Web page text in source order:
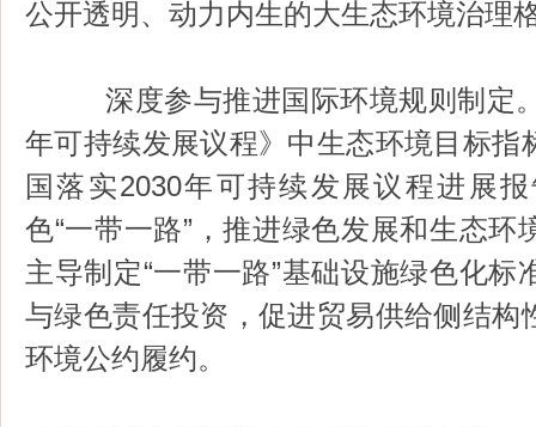
公开透明、动力内生的大生态环境治理
深度参与推进国际环境规则制定。
年可持续发展议程》中生态环境目标指
国落实2030年可持续发展议程进展
色“一带一路”，推进绿色发展和生态环
主导制定“一带一路”基础设施绿色化标
与绿色责任投资，促进贸易供给侧结构
环境公约履约。